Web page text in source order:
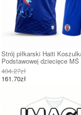
Strój piłkarski Haiti
Podstawowej dziecięce MŚ
Krótki Rękaw (+ Krótkie
404.27zł
161.70zł